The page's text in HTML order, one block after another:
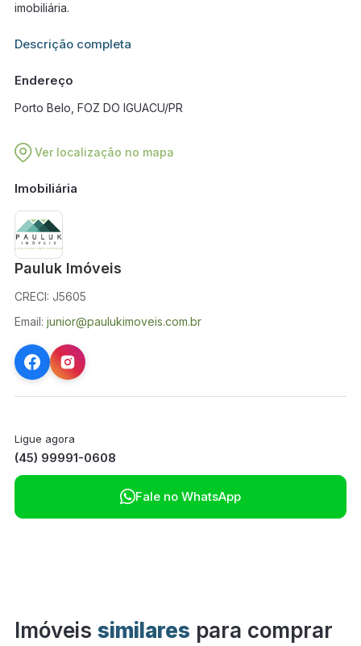
imobiliária.
Informações adicionais sobre este imóvel estarão disponíveis
Descrição completa
Endereço
Porto Belo, FOZ DO IGUACU/PR
Ver localização no mapa
Imobiliária
Pauluk Imóveis
CRECI: J5605
Email: junior@paulukimoveis.com.br
Ligue agora
(45) 99991-0608
Fale no WhatsApp
Imóveis similares para comprar